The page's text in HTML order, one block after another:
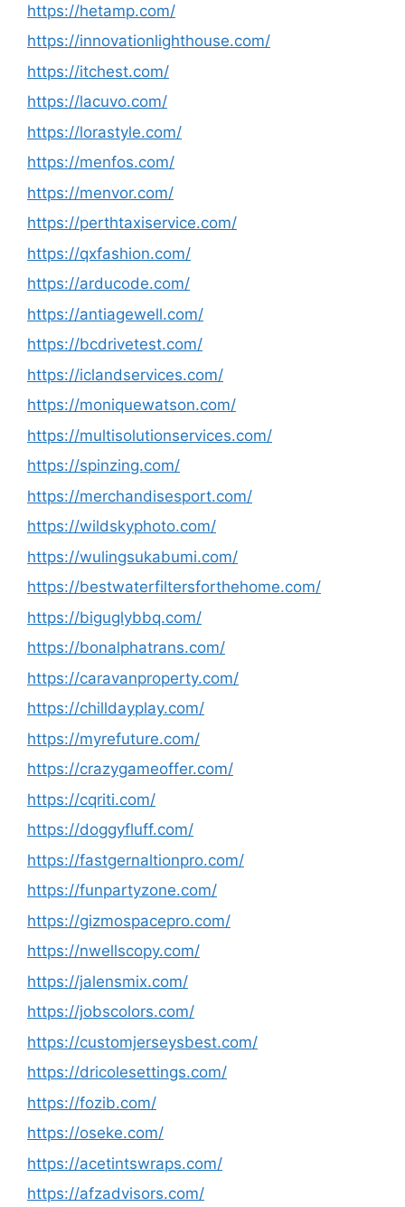
https://hetamp.com/
https://innovationlighthouse.com/
https://itchest.com/
https://lacuvo.com/
https://lorastyle.com/
https://menfos.com/
https://menvor.com/
https://perthtaxiservice.com/
https://qxfashion.com/
https://arducode.com/
https://antiagewell.com/
https://bcdrivetest.com/
https://iclandservices.com/
https://moniquewatson.com/
https://multisolutionservices.com/
https://spinzing.com/
https://merchandisesport.com/
https://wildskyphoto.com/
https://wulingsukabumi.com/
https://bestwaterfiltersforthehome.com/
https://biguglybbq.com/
https://bonalphatrans.com/
https://caravanproperty.com/
https://chilldayplay.com/
https://myrefuture.com/
https://crazygameoffer.com/
https://cqriti.com/
https://doggyfluff.com/
https://fastgernaltionpro.com/
https://funpartyzone.com/
https://gizmospacepro.com/
https://nwellscopy.com/
https://jalensmix.com/
https://jobscolors.com/
https://customjerseysbest.com/
https://dricolesettings.com/
https://fozib.com/
https://oseke.com/
https://acetintswraps.com/
https://afzadvisors.com/